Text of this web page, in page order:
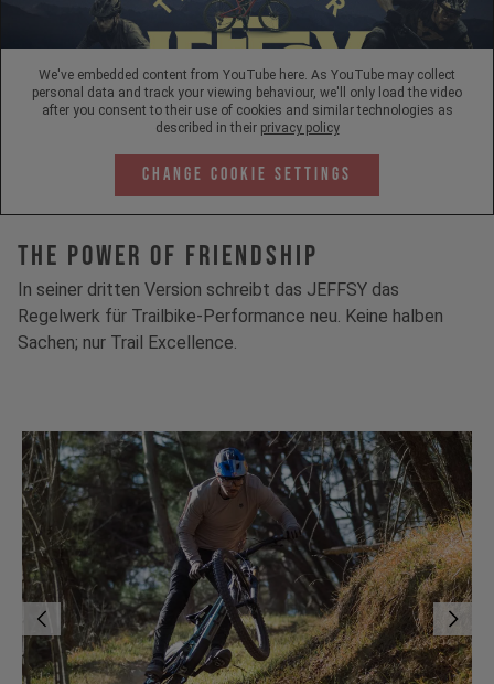
We've embedded content from YouTube here. As YouTube may collect
personal data and track your viewing behaviour, we'll only load the video
after you consent to their use of cookies and similar technologies as
described in their privacy policy
Change Cookie Settings
The Power Of Friendship
In seiner dritten Version schreibt das JEFFSY das
Regelwerk für Trailbike-Performance neu. Keine halben
Sachen; nur Trail Excellence.